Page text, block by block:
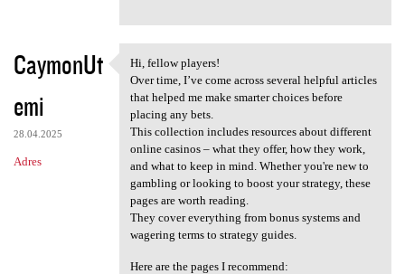
CaymonUt
emi
28.04.2025
Adres
Hi, fellow players!
Hi, fellow players!
Over time, I’ve come across several helpful articles
that helped me make smarter choices before
placing any bets.
This collection includes resources about different
online casinos – what they offer, how they work,
and what to keep in mind. Whether you're new to
gambling or looking to boost your strategy, these
pages are worth reading.
They cover everything from bonus systems and
wagering terms to strategy guides.
Here are the pages I recommend: